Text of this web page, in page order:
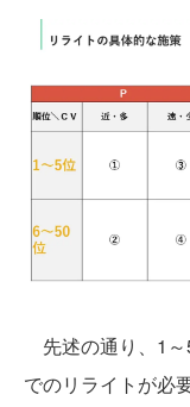
先述の通り、1
でのリライトが必